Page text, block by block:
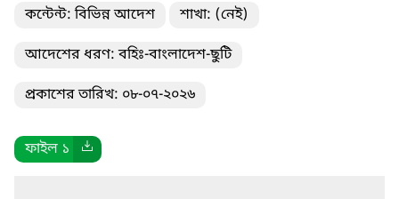
কন্টেন্ট: বিভিন্ন আদেশ শাখা: (নেই)
আদেশের ধরণ: বহিঃ-বাংলাদেশ-ছুটি
প্রকাশের তারিখ: ০৮-০৭-২০২৬
ফাইল ১